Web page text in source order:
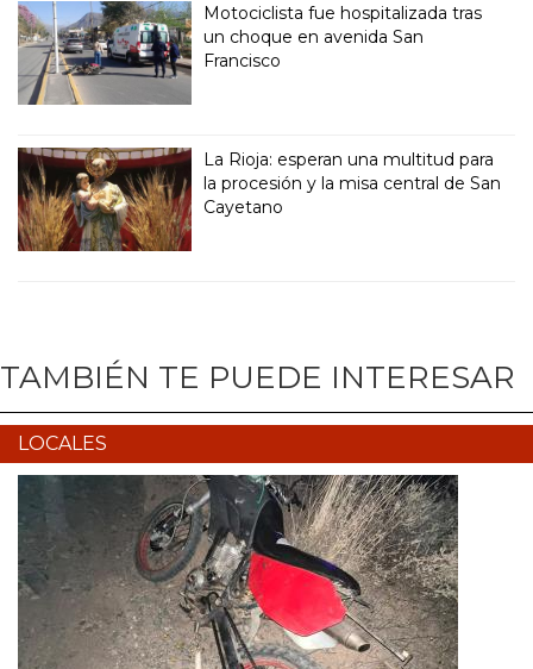
Motociclista fue hospitalizada tras
un choque en avenida San
Francisco
La Rioja: esperan una multitud para
la procesión y la misa central de San
Cayetano
TAMBIÉN TE PUEDE INTERESAR
LOCALES